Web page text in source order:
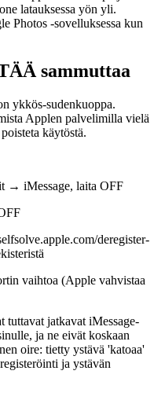
latauksessa yön yli.
Photos -sovelluksessa kun
sammuttaa
ykkös-sudenkuoppa.
Applen palvelimilla vielä
käytöstä.
→ iMessage, laita OFF
deregister-
vaihtoa (Apple vahvistaa
tuttavat jatkavat iMessage-
ja ne eivät koskaan
oire: tietty ystävä 'katoaa'
ja ystävän